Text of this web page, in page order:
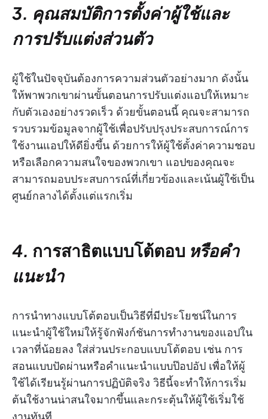
3. คุณสมบัติการตั้งค่าผู้ใช้และ
การปรับแต่งส่วนตัว
ผู้ใช้ในปัจจุบันต้องการความส่วนตัวอย่างมาก ดังนั้น
ให้พาพวกเขาผ่านขั้นตอนการปรับแต่งแอปให้เหมาะ
กับตัวเองอย่างรวดเร็ว ด้วยขั้นตอนนี้ คุณจะสามารถ
รวบรวมข้อมูลจากผู้ใช้เพื่อปรับปรุงประสบการณ์การ
ใช้งานแอปให้ดียิ่งขึ้น ด้วยการให้ผู้ใช้ตั้งค่าความชอบ
หรือเลือกความสนใจของพวกเขา แอปของคุณจะ
สามารถมอบประสบการณ์ที่เกี่ยวข้องและเน้นผู้ใช้เป็น
ศูนย์กลางได้ตั้งแต่แรกเริ่ม
4. การสาธิตแบบโต้ตอบ หรือคำ
แนะนำ
การนำทางแบบโต้ตอบเป็นวิธีที่มีประโยชน์ในการ
แนะนำผู้ใช้ใหม่ให้รู้จักฟังก์ชันการทำงานของแอปใน
เวลาที่น้อยลง ใส่ส่วนประกอบแบบโต้ตอบ เช่น การ
สอนแบบปัดผ่านหรือคำแนะนำแบบป๊อปอัป เพื่อให้ผู้
ใช้ได้เรียนรู้ผ่านการปฏิบัติจริง วิธีนี้จะทำให้การเริ่ม
ต้นใช้งานน่าสนใจมากขึ้นและกระตุ้นให้ผู้ใช้เริ่มใช้
งานทันที